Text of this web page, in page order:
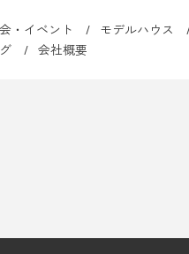
・イベント モデルハウス
会社概要